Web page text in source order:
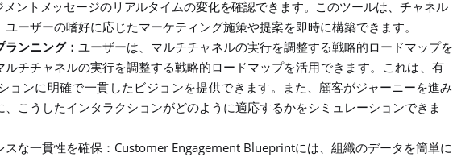
ントメッセージのリアルタイムの変化を確認できます。 このツールは、チャネル
ーザーの嗜好に応じたマーケティング施策や提案を即時に構築できます。
ンニング： ユーザーは、マルチチャネルの実行を調整する戦略的ロードマップを
チチャネルの実行を調整する戦略的ロードマップを活用できます。これは、有
ョンに明確で一貫したビジョンを提供できます。
また、顧客がジャーニーを進み
こうしたインタラクションがどのように適応するかをシミュレーションできま
な一貫性を確保： Customer Engagement Blueprintには、組織のデータを簡単に